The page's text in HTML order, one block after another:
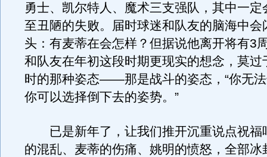
勇士、凯尔特人、魔术三支强队，其中一定
至丑陋的失败。届时球迷和队友的脑海中会
头：有麦蒂在会怎样？但据说他离开将有3
和队友在年初这段时期更现实的想念，莫过
时的那种姿态——那是战斗的姿态，“你无
你可以选择倒下去的姿势。”
已是新年了，让我们推开沉重说点祝福
的混乱、麦蒂的伤痛、姚明的愤怒，全部